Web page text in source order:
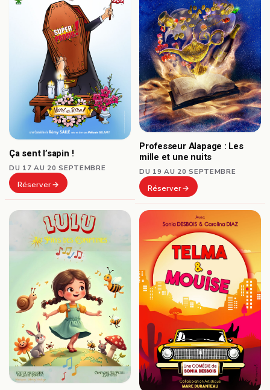
Ça sent l’sapin !
DU 17 AU 20 SEPTEMBRE
Réserver
Professeur Alapage : Les
mille et une nuits
DU 19 AU 20 SEPTEMBRE
Réserver